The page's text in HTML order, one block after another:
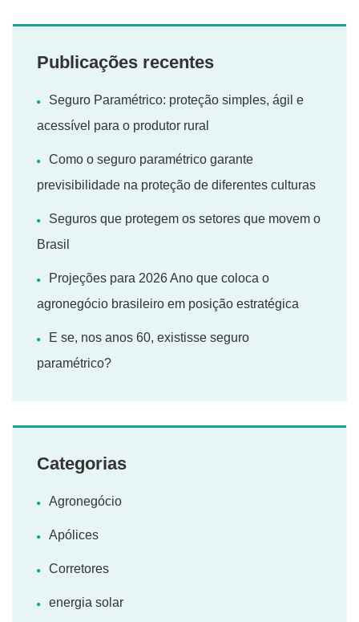
Publicações recentes
Seguro Paramétrico: proteção simples, ágil e
acessível para o produtor rural
Como o seguro paramétrico garante
previsibilidade na proteção de diferentes culturas
Seguros que protegem os setores que movem o
Brasil
Projeções para 2026 Ano que coloca o
agronegócio brasileiro em posição estratégica
E se, nos anos 60, existisse seguro
paramétrico?
Categorias
Agronegócio
Apólices
Corretores
energia solar